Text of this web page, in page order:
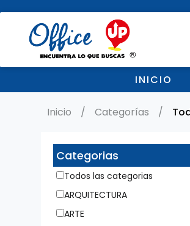
INICIO
Todos los
productos
PARA REGALO
Inicio / Categorías /
Categorias
Todos las categorias
ARQUITECTURA
ARTE